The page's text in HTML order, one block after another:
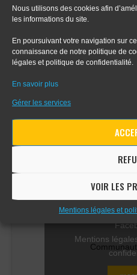
Nous utilisons des cookies afin
les informations du site.
En poursuivant votre navigation sur
connaissance de notre politique de
légales et politique de confidentialité.
En savoir plus
Gérer les services
VOIR LES
Mentions légales et
- Tout sur le dessin en perspective
- Apprendre le digital painting
Cliquez sur «
Mentions